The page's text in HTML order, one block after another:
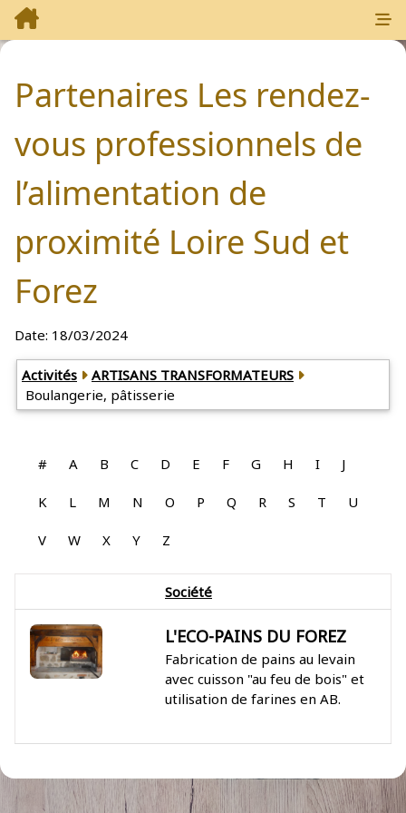
Partenaires Les rendez-
vous professionnels de
l’alimentation de
proximité Loire Sud et
Forez
Date: 18/03/2024
Activités
ARTISANS TRANSFORMATEURS
Boulangerie, pâtisserie
# A B C D E F G H I J
K L M N O P Q R S T U
V W X Y Z
Société
L'ECO-PAINS DU FOREZ
Fabrication de pains au levain
avec cuisson "au feu de bois" et
utilisation de farines en AB.